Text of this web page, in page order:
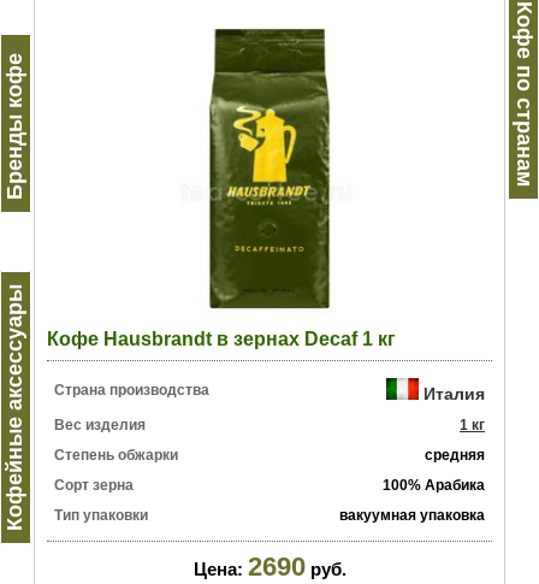
Бренды кофе
Кофейные аксессуары Кофе Hausbrandt в зернах Decaf 1 кг
Страна производства Италия
Вес изделия
1 кг
Степень обжарки
средняя
Сорт зерна
100% Арабика
Тип упаковки
вакуумная упаковка
Цена: 2690 руб.
Кофе по странам